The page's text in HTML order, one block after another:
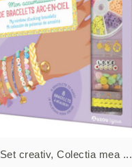
Set creativ, Colectia mea ...